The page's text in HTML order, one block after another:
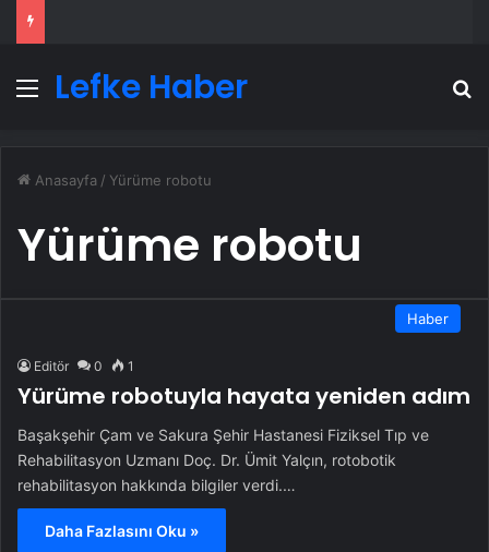
Menü
Lefke Haber
Anasayfa / Yürüme robotu
Yürüme robotu
Haber
Editör 0 1
Yürüme robotuyla hayata yeniden adım
Başakşehir Çam ve Sakura Şehir Hastanesi Fiziksel Tıp ve
Rehabilitasyon Uzmanı Doç. Dr. Ümit Yalçın, rotobotik
rehabilitasyon hakkında bilgiler verdi.…
Daha Fazlasını Oku »